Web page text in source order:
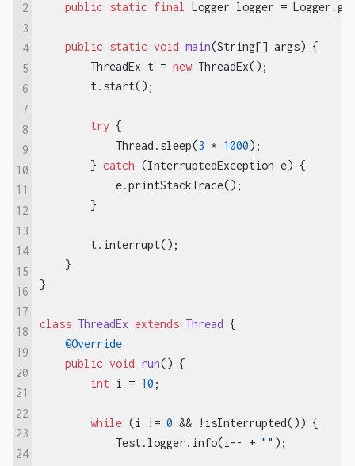
2
3
4
5
6
7
8
9
10
11
12
13
14
15
16
17
18
19
20
21
22
23
24
public static final Logger logger =
public static void main(String[] args) {
        ThreadEx t =
new ThreadEx();
        t.start();
try {
            Thread.sleep(
3 * 1000);
        }
catch (InterruptedException e) {
            e.printStackTrace();
        }
        t.interrupt();
    }
}
class ThreadEx extends Thread {
@Override
public void run() {
int i = 10 ;
while (i != 0 && !isInterrupted()) {
            Test.logger.info(i-- +
"" );